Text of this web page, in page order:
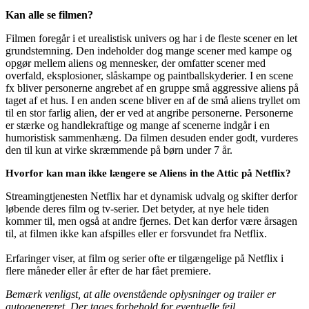
Kan alle se filmen?
Filmen foregår i et urealistisk univers og har i de fleste scener en let
grundstemning. Den indeholder dog mange scener med kampe og
opgør mellem aliens og mennesker, der omfatter scener med
overfald, eksplosioner, slåskampe og paintballskyderier. I en scene
fx bliver personerne angrebet af en gruppe små aggressive aliens på
taget af et hus. I en anden scene bliver en af de små aliens tryllet om
til en stor farlig alien, der er ved at angribe personerne. Personerne
er stærke og handlekraftige og mange af scenerne indgår i en
humoristisk sammenhæng. Da filmen desuden ender godt, vurderes
den til kun at virke skræmmende på børn under 7 år.
Hvorfor kan man ikke længere se Aliens in the Attic på Netflix?
Streamingtjenesten Netflix har et dynamisk udvalg og skifter derfor
løbende deres film og tv-serier. Det betyder, at nye hele tiden
kommer til, men også at andre fjernes. Det kan derfor være årsagen
til, at filmen ikke kan afspilles eller er forsvundet fra Netflix.
Erfaringer viser, at film og serier ofte er tilgængelige på Netflix i
flere måneder eller år efter de har fået premiere.
Bemærk venligst, at alle ovenstående oplysninger og trailer er
autogenereret. Der tages forbehold for eventuelle fejl.